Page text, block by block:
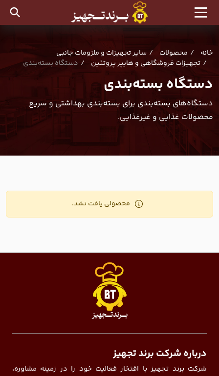
خانه محصولات
سایر تجهیزات و ملزومات جانبی
تجهیزات فروشگاهی و هایپر پروتئین
دستگاه بسته‌بندی
دستگاه بسته‌بندی
دستگاه‌های بسته‌بندی برای بسته‌بندی بهداشتی و سریع
محصولات غذایی و غیرغذایی.
محصولی یافت نشد.
درباره شرکت برند تجهیز
شرکت برند تجهیز با افتخار فعالیت خود را در زمینه مشاوره،